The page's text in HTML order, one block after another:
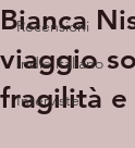
Recensioni
Indie italiano
Interviste
Bianca
viaggio
fragilità